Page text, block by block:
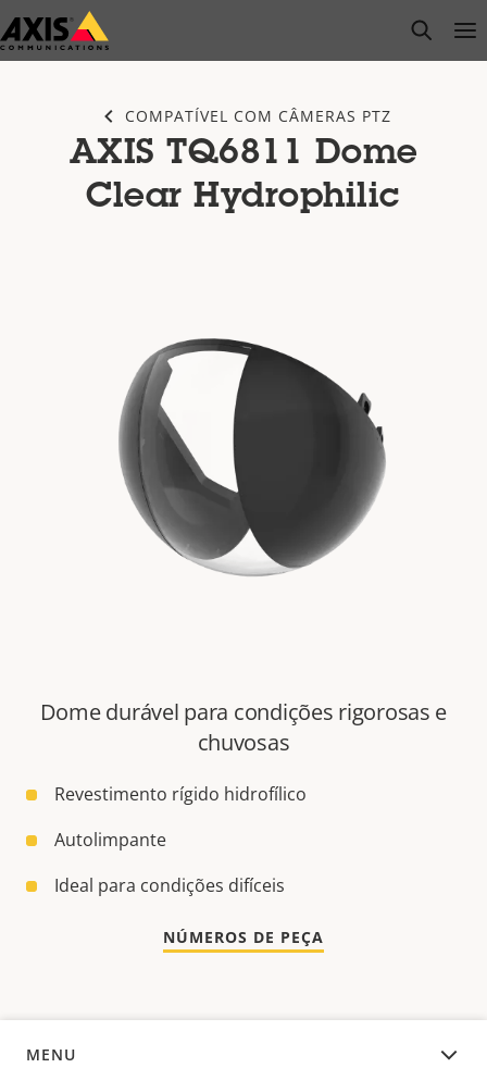
Pular
para
open
COMPATÍVEL COM CÂMERAS PTZ
AXIS TQ6811 Dome
Clear Hydrophilic
Dome durável para condições rigorosas e
chuvosas
Revestimento rígido hidrofílico
Autolimpante
Ideal para condições difíceis
NÚMEROS DE PEÇA
MENU
VISÃO GERAL